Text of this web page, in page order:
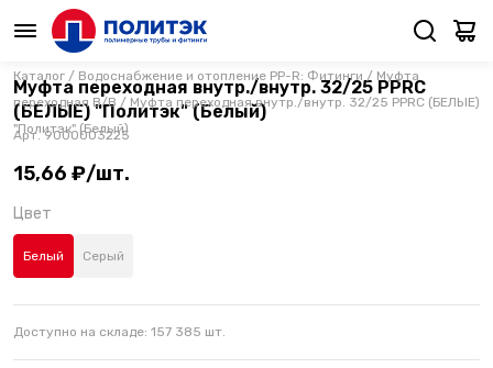
Каталог / Водоснабжение и отопление PP-R: Фитинги / Муфта
переходная В/В / Муфта переходная внутр./внутр. 32/25 PPRC (БЕЛЫЕ)
"Политэк" (Белый)
Муфта переходная внутр./внутр. 32/25 PPRC
(БЕЛЫЕ) "Политэк" (Белый)
Арт.9000003225
15,66 ₽/шт.
Цвет
Белый Серый
Доступно на складе: 157 385 шт.